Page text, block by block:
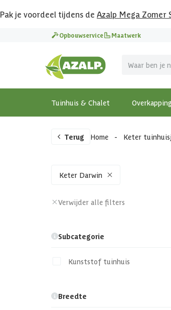
Pak je voordeel tijdens de Azalp Mega Zomer
Opbouwservice Maatwerk
Tuinhuis & Chalet
Terug Home - Keter
Keter Darwin
Verwijder alle filters
Subcategorie
Kunststof tuinhuis
Breedte